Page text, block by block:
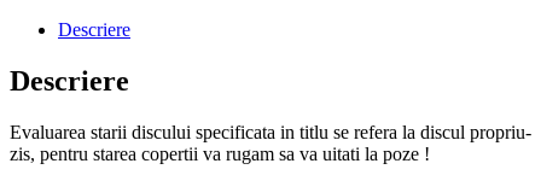
Descriere
Descriere
Evaluarea starii discului specificata in titlu se refera la discul propriu-
zis, pentru starea copertii va rugam sa va uitati la poze !